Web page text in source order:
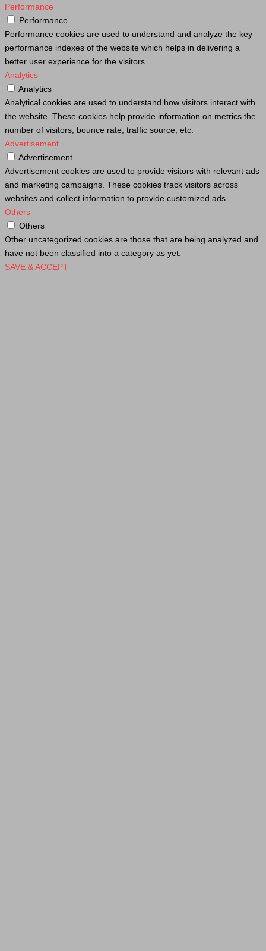
Performance
Performance
Performance cookies are used to understand and analyze the key
performance indexes of the website which helps in delivering a
better user experience for the visitors.
Analytics
Analytics
Analytical cookies are used to understand how visitors interact with
the website. These cookies help provide information on metrics the
number of visitors, bounce rate, traffic source, etc.
Advertisement
Advertisement
Advertisement cookies are used to provide visitors with relevant ads
and marketing campaigns. These cookies track visitors across
websites and collect information to provide customized ads.
Others
Others
Other uncategorized cookies are those that are being analyzed and
have not been classified into a category as yet.
SAVE & ACCEPT